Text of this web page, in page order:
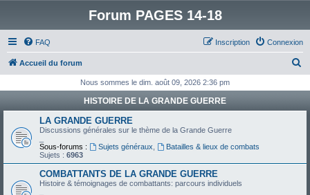
Forum PAGES 14-18
FAQ Connexion
Inscription
Accueil du forum
h
c
Nous sommes le dim. août 09, 2026 2:36 pm
HISTOIRE DE LA GRANDE GUERRE
LA GRANDE GUERRE
Discussions générales sur le thème de la Grande Guerre
Sous-forums :
Sujets généraux
Batailles & lieux de combats
Sujets : 6963
COMBATTANTS DE LA GRANDE GUERRE
Histoire & témoignages de combattants: parcours individuels